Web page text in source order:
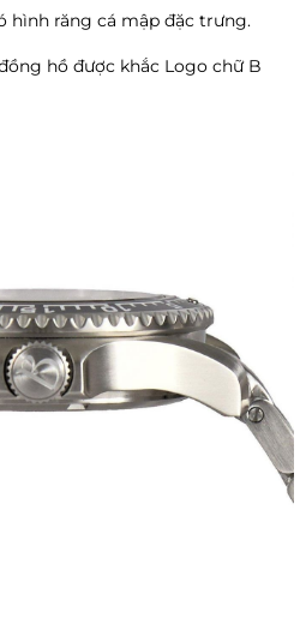
hình răng cá mập đặc trưng.
hồ được khắc Logo chữ B